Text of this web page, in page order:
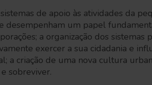
de apoio às atividades da
desempenham um papel
a organização dos sistemas
exercer a sua cidadania e
a criação de uma nova cultura
sobreviver.